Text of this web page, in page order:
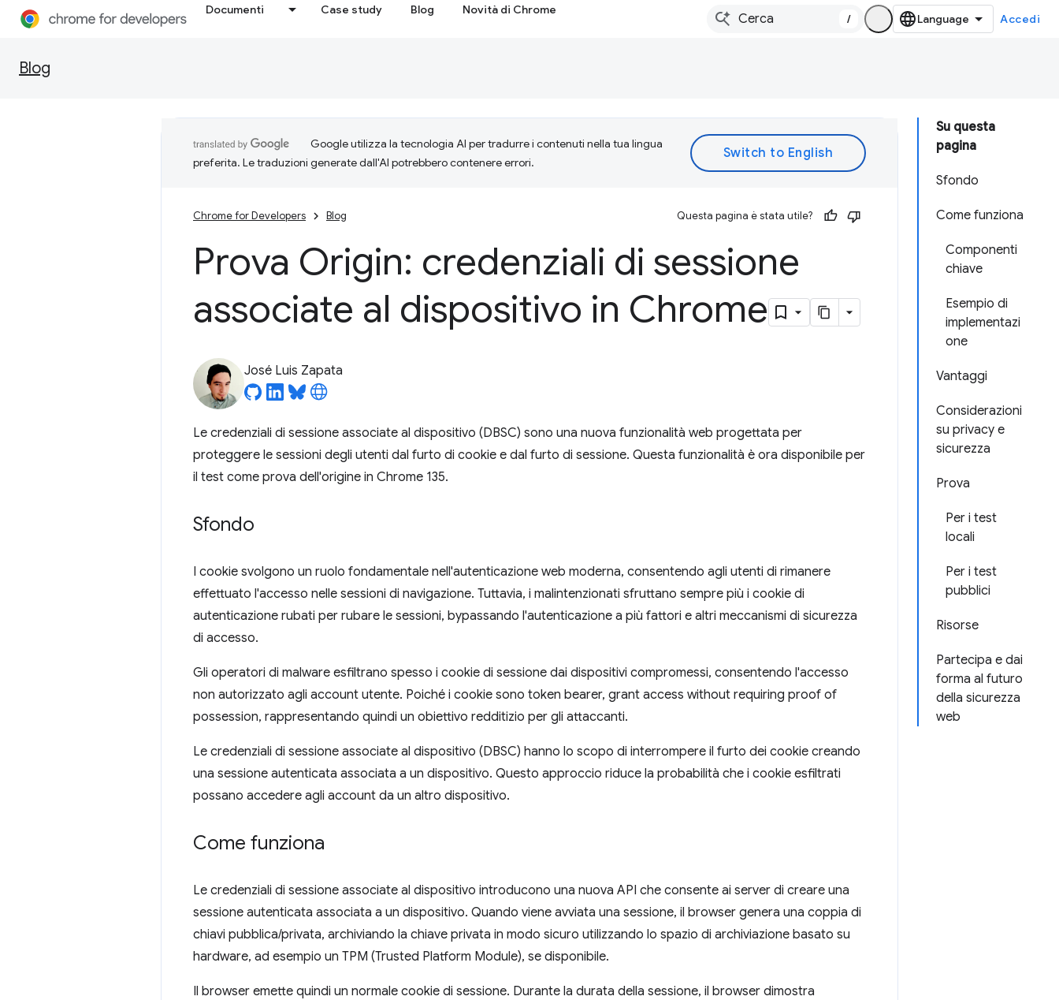
Documenti Case study Blog Novità di Chrome
/ Accedi
Blog
Su questa
pagina
Sfondo
Come funziona
Componenti
chiave
Esempio di
implementazi
one
Vantaggi
Considerazioni
su privacy e
sicurezza
Prova
Per i test
locali
Per i test
pubblici
Risorse
Partecipa e dai
forma al futuro
della sicurezza
web
Google utilizza la tecnologia AI per tradurre i contenuti nella tua lingua
preferita. Le traduzioni generate dall'AI potrebbero contenere errori.
Chrome for Developers Blog Questa pagina è stata utile?
Prova Origin: credenziali di sessione
associate al dispositivo in Chrome
José Luis Zapata
Le credenziali di sessione associate al dispositivo (DBSC) sono una nuova funzionalità web progettata per
proteggere le sessioni degli utenti dal furto di cookie e dal furto di sessione. Questa funzionalità è ora disponibile per
il test come prova dell'origine in Chrome 135.
Sfondo
I cookie svolgono un ruolo fondamentale nell'autenticazione web moderna, consentendo agli utenti di rimanere
effettuato l'accesso nelle sessioni di navigazione. Tuttavia, i malintenzionati sfruttano sempre più i cookie di
autenticazione rubati per rubare le sessioni, bypassando l'autenticazione a più fattori e altri meccanismi di sicurezza
di accesso.
Gli operatori di malware esfiltrano spesso i cookie di sessione dai dispositivi compromessi, consentendo l'accesso
non autorizzato agli account utente. Poiché i cookie sono token bearer, grant access without requiring proof of
possession, rappresentando quindi un obiettivo redditizio per gli attaccanti.
Le credenziali di sessione associate al dispositivo (DBSC) hanno lo scopo di interrompere il furto dei cookie creando
una sessione autenticata associata a un dispositivo. Questo approccio riduce la probabilità che i cookie esfiltrati
possano accedere agli account da un altro dispositivo.
Come funziona
Le credenziali di sessione associate al dispositivo introducono una nuova API che consente ai server di creare una
sessione autenticata associata a un dispositivo. Quando viene avviata una sessione, il browser genera una coppia di
chiavi pubblica/privata, archiviando la chiave privata in modo sicuro utilizzando lo spazio di archiviazione basato su
hardware, ad esempio un TPM (Trusted Platform Module), se disponibile.
Il browser emette quindi un normale cookie di sessione. Durante la durata della sessione, il browser dimostra